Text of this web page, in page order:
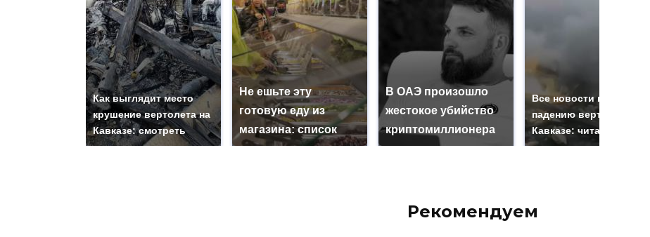
Как выглядит место
крушение вертолета на
Кавказе: смотреть
Не ешьте эту
готовую еду из
магазина: список
В ОАЭ произошло
жестокое убийство
криптомиллионера
Все новости по
падению вертолета на
Кавказе: читать здесь
Рекомендуем